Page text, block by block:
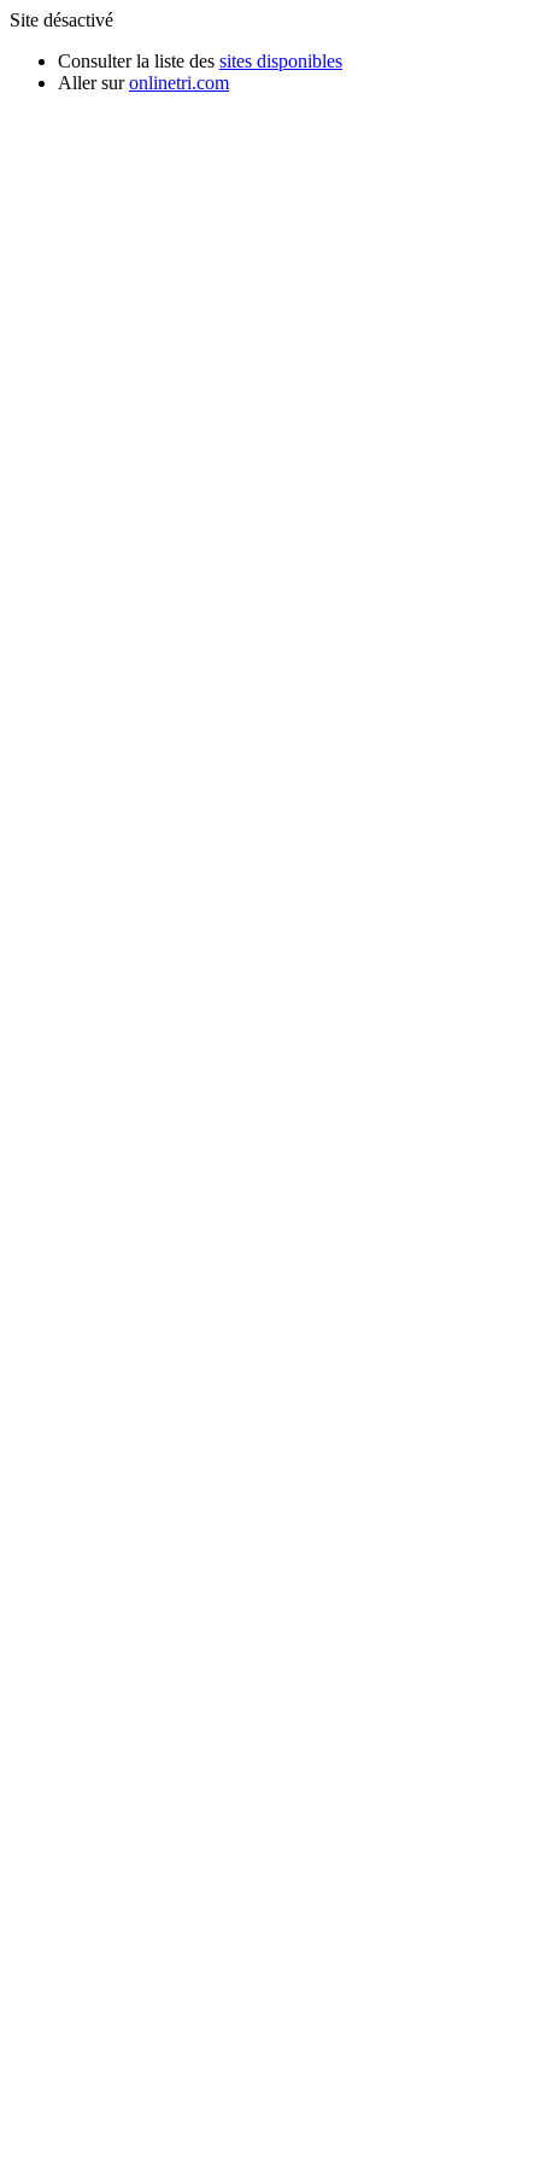
Site désactivé
Consulter la liste des sites disponibles
Aller suronlinetri.com